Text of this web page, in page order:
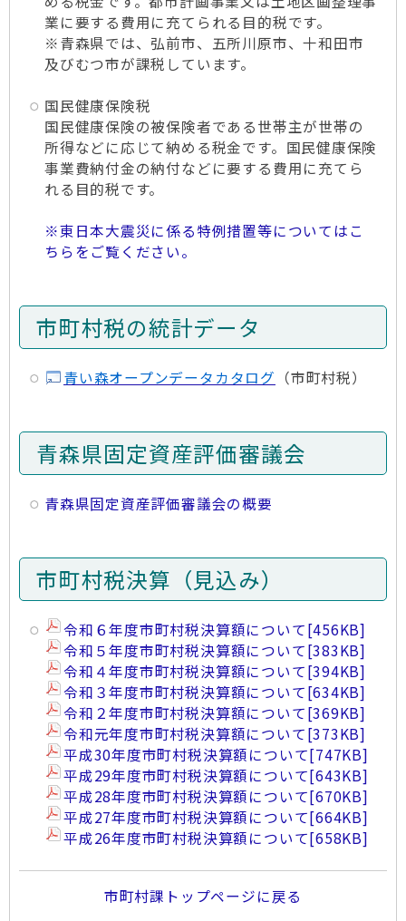
業に要する費用に充てられる目的税です。
※青森県では、弘前市、五所川原市、十和田市
及びむつ市が課税しています。
国民健康保険税
国民健康保険の被保険者である世帯主が世帯の
所得などに応じて納める税金です。国民健康保険
事業費納付金の納付などに要する費用に充てら
れる目的税です。
※東日本大震災に係る特例措置等についてはこ
ちらをご覧ください。
市町村税の統計データ
青い森オープンデータカタログ （市町村税）
青森県固定資産評価審議会
青森県固定資産評価審議会の概要
市町村税決算（見込み）
令和６年度市町村税決算額について[456KB]
令和５年度市町村税決算額について[383KB]
令和４年度市町村税決算額について[394KB]
令和３年度市町村税決算額について[634KB]
令和２年度市町村税決算額について[369KB]
令和元年度市町村税決算額について[373KB]
平成30年度市町村税決算額について[747KB]
平成29年度市町村税決算額について[643KB]
平成28年度市町村税決算額について[670KB]
平成27年度市町村税決算額について[664KB]
平成26年度市町村税決算額について[658KB]
市町村課トップページに戻る